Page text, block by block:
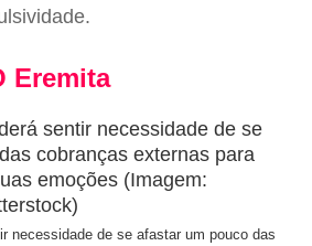
Eremita
necessidade de se afastar um pouco das